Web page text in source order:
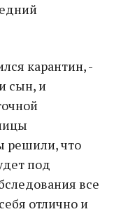
карантин, -
сын, и
решили, что
под
все
отлично и